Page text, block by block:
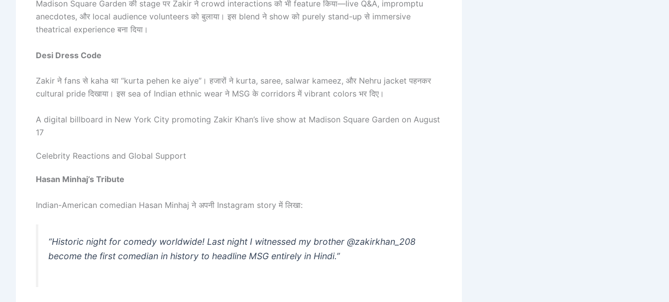
Madison Square Garden की stage पर Zakir ने crowd interactions को भी feature किया—live Q&A, impromptu
anecdotes, और local audience volunteers को बुलाया। इस blend ने show को purely stand-up से immersive
theatrical experience बना दिया।
Desi Dress Code
Zakir ने fans से kaha था “kurta pehen ke aiye”। हजारों ने kurta, saree, salwar kameez, और Nehru jacket पहनकर
cultural pride दिखाया। इस sea of Indian ethnic wear ने MSG के corridors में vibrant colors भर दिए।
A digital billboard in New York City promoting Zakir Khan’s live show at Madison Square Garden on August
17
Celebrity Reactions and Global Support
Hasan Minhaj’s Tribute
Indian-American comedian Hasan Minhaj ने अपनी Instagram story में लिखा:
“Historic night for comedy worldwide! Last night I witnessed my brother @zakirkhan_208
become the first comedian in history to headline MSG entirely in Hindi.”